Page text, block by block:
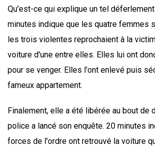
Qu'est-ce qui explique un tel
minutes indique que les quatre femmes
les trois violentes reprochaient à la
voiture d'une entre elles. Elles lui ont
pour se venger. Elles l'ont enlevé puis
fameux appartement.
Finalement, elle a été libérée au bout de
police a lancé son enquête. 20 minutes
forces de l'ordre ont retrouvé la voiture